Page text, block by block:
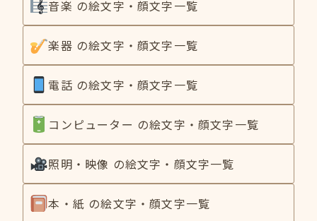
音楽 の絵文字・顔文字一覧
楽器 の絵文字・顔文字一覧
電話 の絵文字・顔文字一覧
コンピューター の絵文字・顔文字一覧
照明・映像 の絵文字・顔文字一覧
本・紙 の絵文字・顔文字一覧